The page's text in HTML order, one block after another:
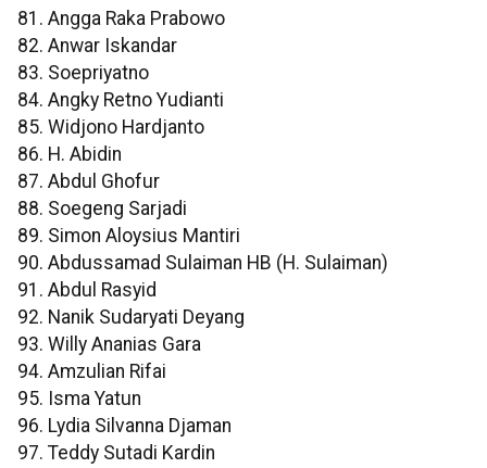
81. Angga Raka Prabowo
82. Anwar Iskandar
83. Soepriyatno
84. Angky Retno Yudianti
85. Widjono Hardjanto
86. H. Abidin
87. Abdul Ghofur
88. Soegeng Sarjadi
89. Simon Aloysius Mantiri
90. Abdussamad Sulaiman HB (H. Sulaiman)
91. Abdul Rasyid
92. Nanik Sudaryati Deyang
93. Willy Ananias Gara
94. Amzulian Rifai
95. Isma Yatun
96. Lydia Silvanna Djaman
97. Teddy Sutadi Kardin